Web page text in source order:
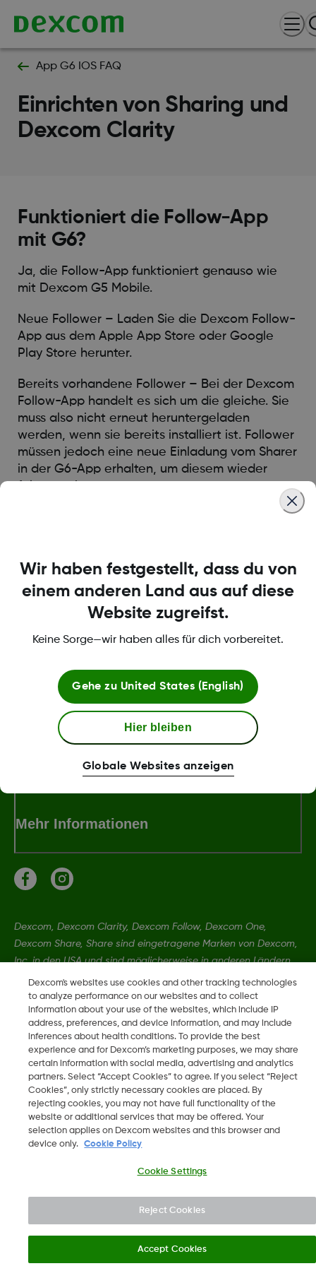
App G6 IOS FAQ
Einrichten von Sharing und
Dexcom Clarity
Funktioniert die Follow-App
mit G6?
Ja, die Follow-App funktioniert genauso wie
mit Dexcom G5 Mobile.
Neue Follower – Laden Sie die Dexcom Follow-
App aus dem Apple App Store oder Google
Play Store herunter.
Bereits vorhandene Follower – Bei der Dexcom
Follow-App handelt es sich um die gleiche. Sie
muss also nicht erneut heruntergeladen
werden, wenn sie bereits installiert ist. Follower
müssen jedoch eine neue Einladung vom Sharer
in der G6-App erhalten, um diesem wieder
Über Dexcom
Mehr Informationen
Dexcom, Dexcom Clarity, Dexcom Follow, Dexcom One,
Dexcom Share, Share sind eingetragene Marken von Dexcom,
Inc. in den USA und sind möglicherweise in anderen Ländern
eingetragen.
LBL016698 Rev001
2026 Dexcom, Inc. Alle Rechte vorbehalten.
CH
Region ändern
Dexcom's websites use cookies and other tracking technologies
to analyze performance on our websites and to collect
information about your use of the websites, which include IP
address, preferences, and device information, and may include
inferences about health conditions. To provide the best
experience and for Dexcom’s marketing purposes, we may share
certain information with social media, advertising and analytics
partners. Select “Accept Cookies” to agree. If you select “Reject
Cookies”, only strictly necessary cookies are placed. By
rejecting cookies, you may not have full functionality of the
website or additional services that may be offered. Your
selection applies on Dexcom websites and this browser and
device only.
Cookie Policy
Cookie Settings
Reject Cookies
Accept Cookies
Wir haben festgestellt, dass du von
einem anderen Land aus auf diese
Website zugreifst.
Keine Sorge—wir haben alles für dich vorbereitet.
Gehe zu United States (English)
Hier bleiben
Globale Websites anzeigen